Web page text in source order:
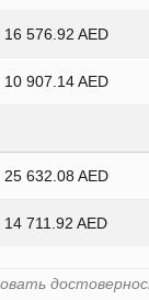
16 576.92 AED
10 907.14 AED
25 632.08 AED
14 711.92 AED